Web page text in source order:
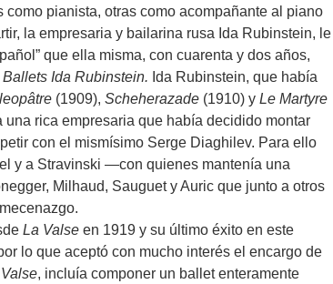
pianista, otras como acompañante al piano
la empresaria y bailarina rusa Ida Rubinstein, le
que ella misma, con cuarenta y dos años,
Ballets Ida Rubinstein. Ida Rubinstein, que había
(1909), Scheherazade (1910) y Le Martyre
una rica empresaria que había decidido montar
con el mismísimo Serge Diaghilev. Para ello
y a Stravinski —con quienes mantenía una
Milhaud, Sauguet y Auric que junto a otros
La Valse en 1919 y su último éxito en este
lo que aceptó con mucho interés el encargo de
Valse, incluía componer un ballet enteramente